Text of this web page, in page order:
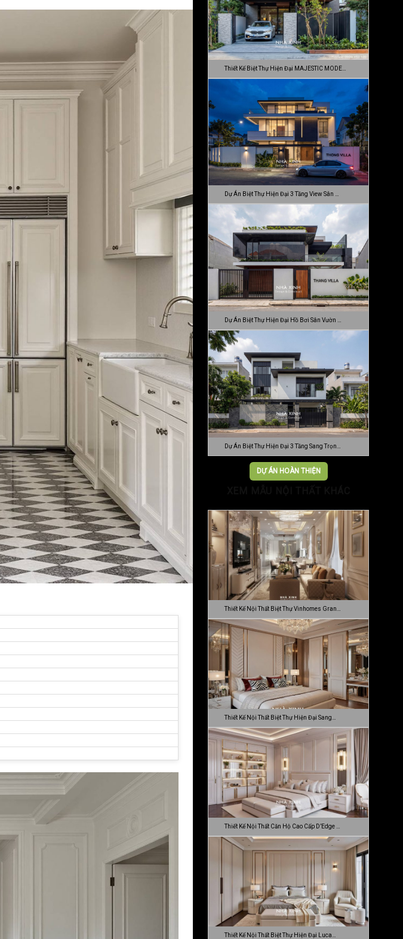
Thiết Kế Biệt Thự Hiện Đại MAJESTIC MODE…
Dự Án Biệt Thự Hiện Đại 3 Tầng View Sân …
Dự Án Biệt Thự Hiện Đại Hồ Bơi Sân Vườn …
Dự Án Biệt Thự Hiện Đại 3 Tầng Sang Trọn…
DỰ ÁN HOÀN THIỆN
Thiết Kế Nội Thất Biệt Thự Vinhomes Gran…
Thiết Kế Nội Thất Biệt Thự Hiện Đại Sang…
Thiết Kế Nội Thất Căn Hộ Cao Cấp D’Edge …
Thiết Kế Nội Thất Biệt Thự Hiện Đại Luca…